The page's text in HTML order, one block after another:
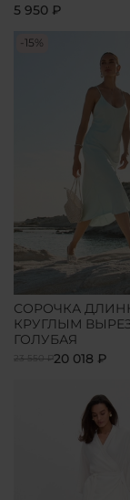
5 950 ₽
-15%
СОРОЧКА
КРУГЛЫМ
ГОЛУБАЯ
23 550 ₽20 018 ₽